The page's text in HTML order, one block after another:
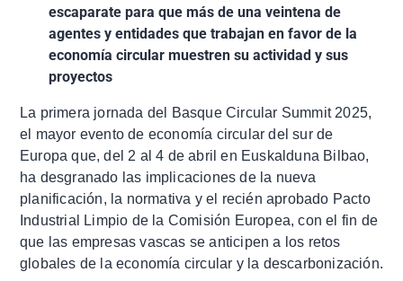
escaparate para que más de una veintena de
agentes y entidades que trabajan en favor de la
economía circular muestren su actividad y sus
proyectos
La primera jornada del Basque Circular Summit 2025,
el mayor evento de economía circular del sur de
Europa que, del 2 al 4 de abril en Euskalduna Bilbao,
ha desgranado las implicaciones de la nueva
planificación, la normativa y el recién aprobado Pacto
Industrial Limpio de la Comisión Europea, con el fin de
que las empresas vascas se anticipen a los retos
globales de la economía circular y la descarbonización.